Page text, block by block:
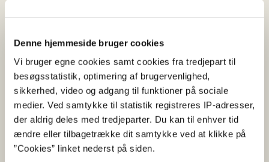
Denne hjemmeside bruger cookies
Vi bruger egne cookies samt cookies fra tredjepart til
besøgsstatistik, optimering af brugervenlighed,
sikkerhed, video og adgang til funktioner på sociale
medier. Ved samtykke til statistik registreres IP-adresser,
der aldrig deles med tredjeparter. Du kan til enhver tid
ændre eller tilbagetrække dit samtykke ved at klikke på
”Cookies” linket nederst på siden.
af hornet i lokalbedøvelse.”
Dyr skal behandles forsvarligt og beskyttes bedst muligt
mod smerte, lidelse, angst, varigt mén og væsentlig
ulempe. Enhver, der holder dyr, skal sørge for, at de
behandles omsorgsfuldt, herunder at de huses, fodres,
vandes og passes under hensyntagen til deres
fysiologiske, adfærdsmæssige og sundhedsmæssige